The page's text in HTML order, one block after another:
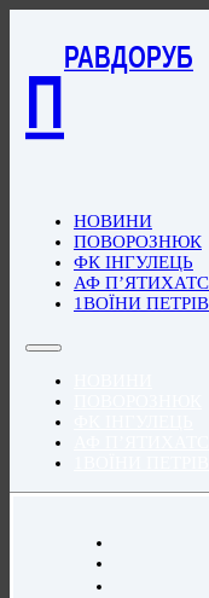
П
РАВДОРУБ
НОВИНИ
ПОВОРОЗНЮК
ФК ІНГУЛЕЦЬ
АФ
1ВОЇНИ